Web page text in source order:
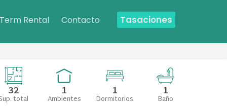
Rental Contacto Tasaciones
32total 1
Ambientes 1
Dormitorios 1
Baño